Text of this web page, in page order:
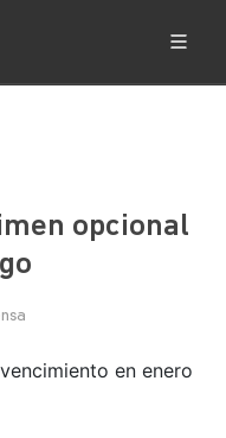
opcional
en enero